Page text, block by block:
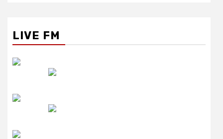
LIVE FM